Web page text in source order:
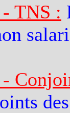
TNS :
-